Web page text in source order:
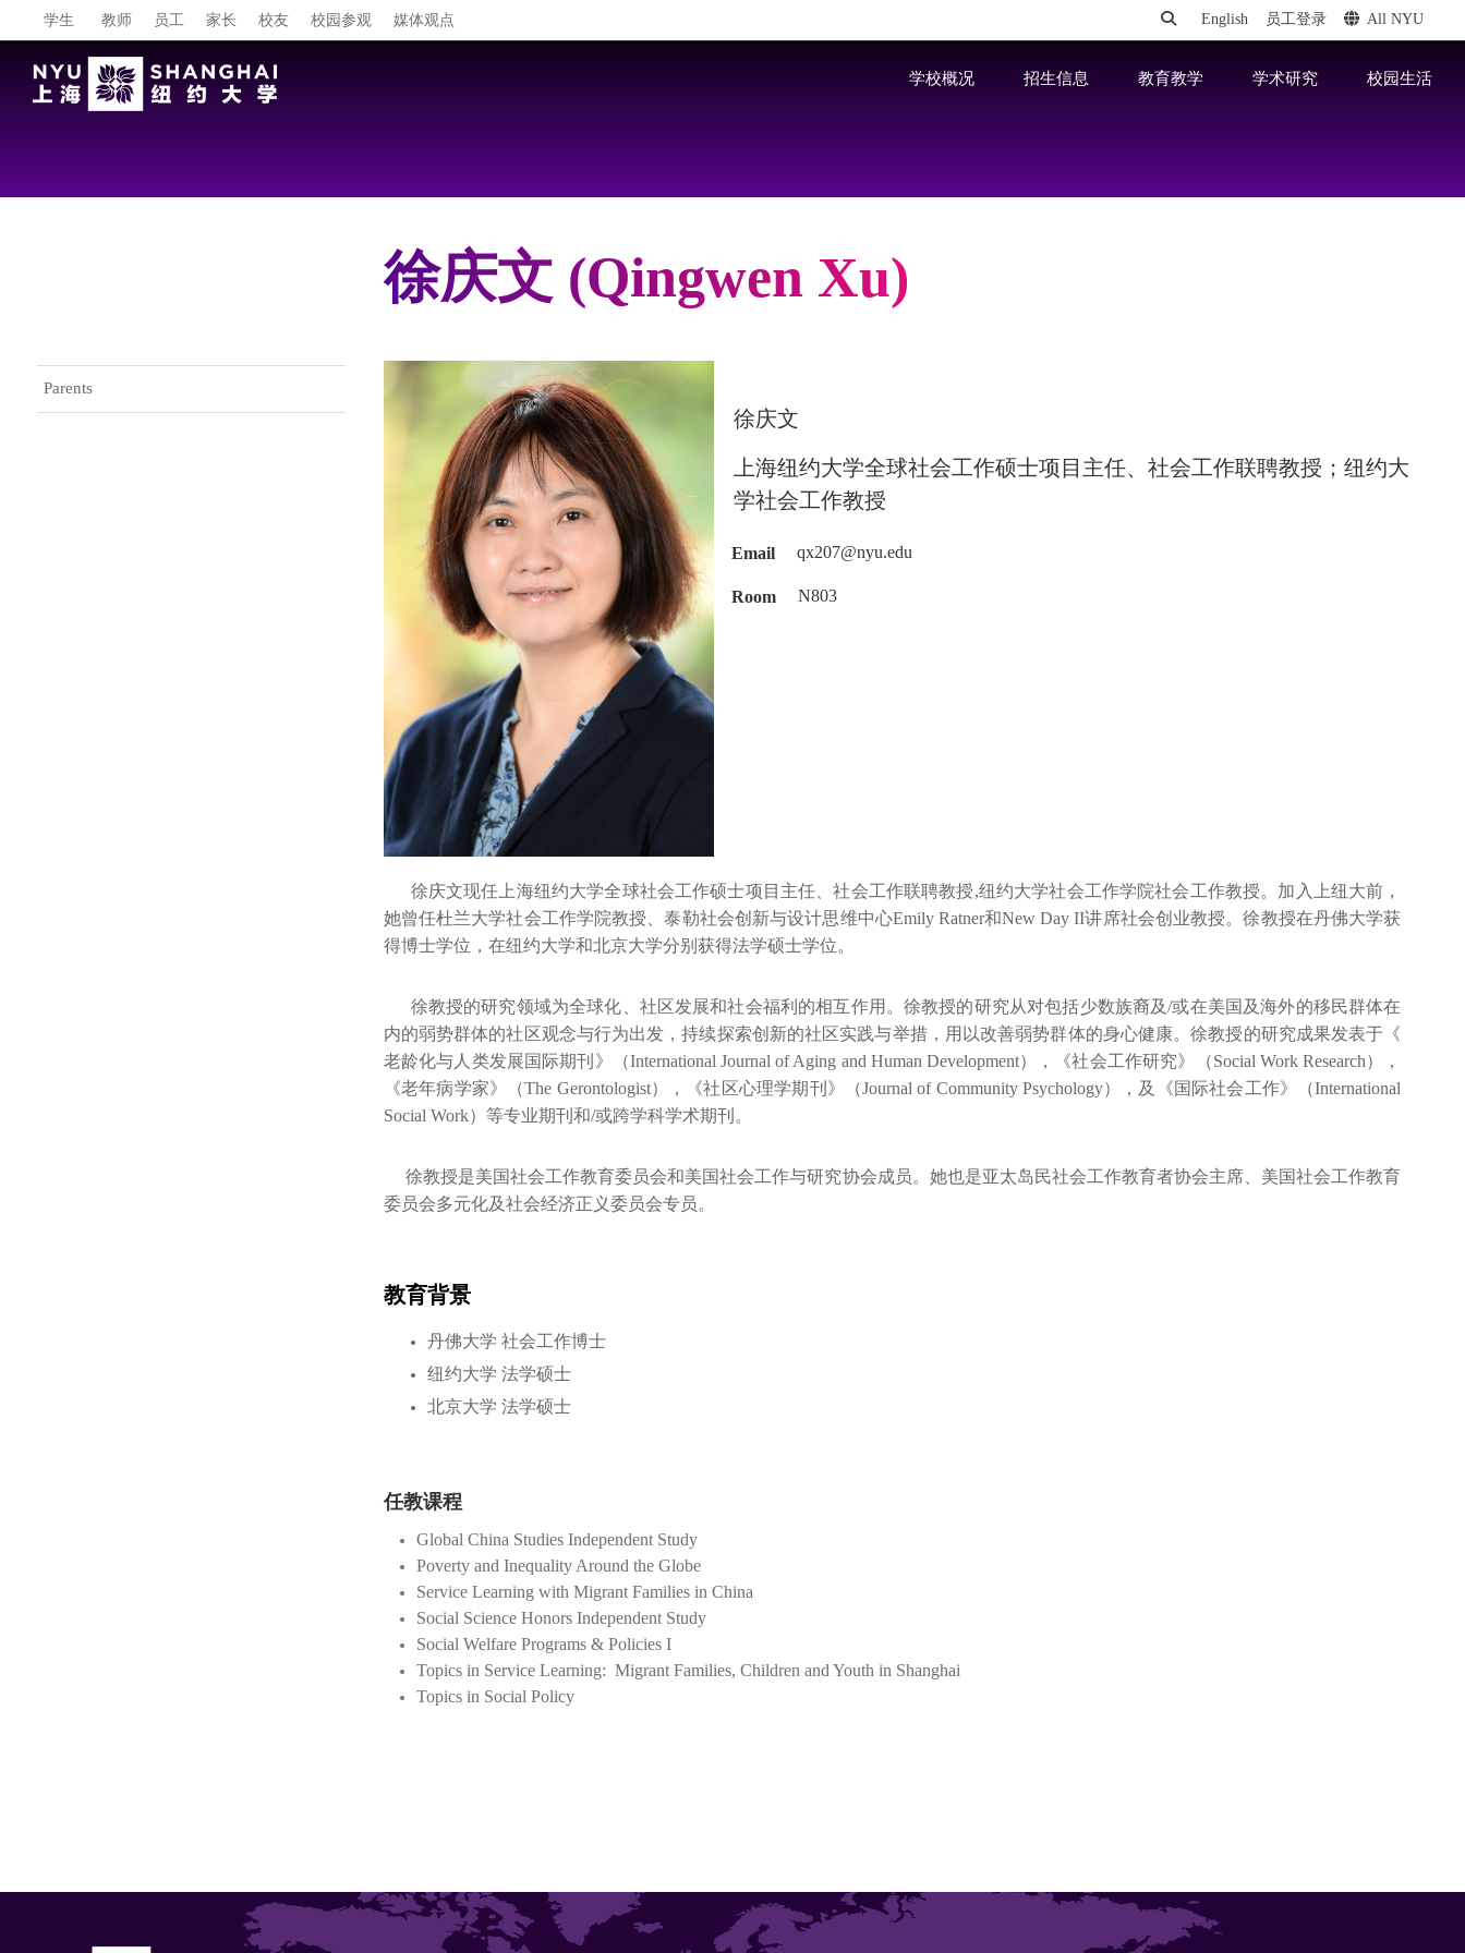
学生 教师 员工 家长 校友 校园参观 媒体观点 English 员工登录 All NYU
学校概况 招生信息 教育教学 学术研究 校园生活
Gateway Menu
Parents
徐庆文 (Qingwen Xu)
徐庆文
上海纽约大学全球社会工作硕士项目主任、社会工作联聘教授；纽约大
学社会工作教授
Email qx207@nyu.edu
Room N803
徐庆文现任上海纽约大学全球社会工作硕士项目主任、社会工作联聘教授,纽约大学社会工作学院社会工作教授。加入上纽大前，
她曾任杜兰大学社会工作学院教授、泰勒社会创新与设计思维中心Emily Ratner和New Day II讲席社会创业教授。徐教授在丹佛大学获
得博士学位，在纽约大学和北京大学分别获得法学硕士学位。
徐教授的研究领域为全球化、社区发展和社会福利的相互作用。徐教授的研究从对包括少数族裔及/或在美国及海外的移民群体在
内的弱势群体的社区观念与行为出发，持续探索创新的社区实践与举措，用以改善弱势群体的身心健康。徐教授的研究成果发表于《
老龄化与人类发展国际期刊》（International Journal of Aging and Human Development），《社会工作研究》（Social Work Research），
《老年病学家》（The Gerontologist），《社区心理学期刊》（Journal of Community Psychology），及《国际社会工作》（International
Social Work）等专业期刊和/或跨学科学术期刊。
徐教授是美国社会工作教育委员会和美国社会工作与研究协会成员。她也是亚太岛民社会工作教育者协会主席、美国社会工作教育
委员会多元化及社会经济正义委员会专员。
教育背景
丹佛大学 社会工作博士
纽约大学 法学硕士
北京大学 法学硕士
任教课程
Global China Studies Independent Study
Poverty and Inequality Around the Globe
Service Learning with Migrant Families in China
Social Science Honors Independent Study
Social Welfare Programs & Policies I
Topics in Service Learning: Migrant Families, Children and Youth in Shanghai
Topics in Social Policy